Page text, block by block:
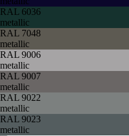
RAL 6036
metallic
RAL 7048
metallic
RAL 9006
metallic
RAL 9007
metallic
RAL 9022
metallic
RAL 9023
metallic